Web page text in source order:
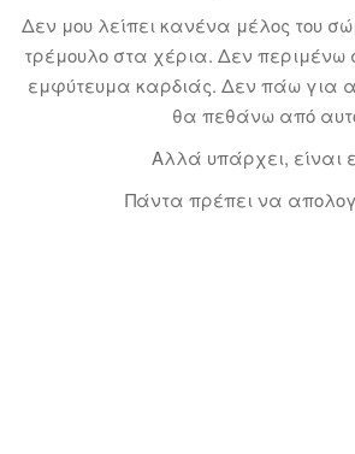
Δεν μου λείπει κανένα μέλος του
τρέμουλο στα χέρια. Δεν περιμένω
εμφύτευμα καρδιάς. Δεν πάω για
θα πεθάνω από
Αλλά υπάρχει, είναι
Πάντα πρέπει να